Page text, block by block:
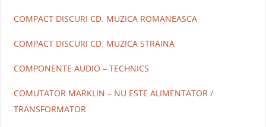
COMPACT DISCURI CD. MUZICA ROMANEASCA
COMPACT DISCURI CD. MUZICA STRAINA
COMPONENTE AUDIO – TECHNICS
COMUTATOR MARKLIN – NU ESTE ALIMENTATOR /
TRANSFORMATOR